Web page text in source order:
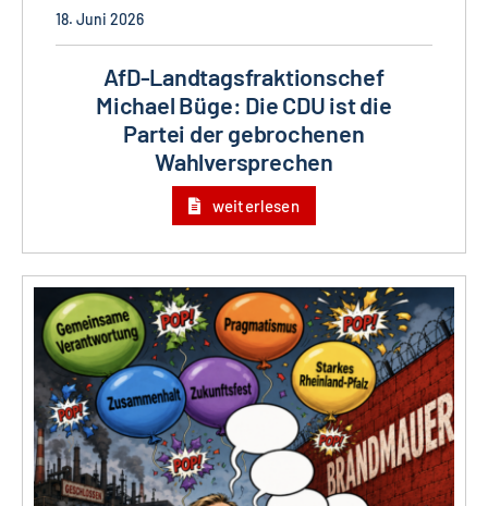
18. Juni 2026
AfD-Landtagsfraktionschef
Michael Büge: Die CDU ist die
Partei der gebrochenen
Wahlversprechen
weiterlesen